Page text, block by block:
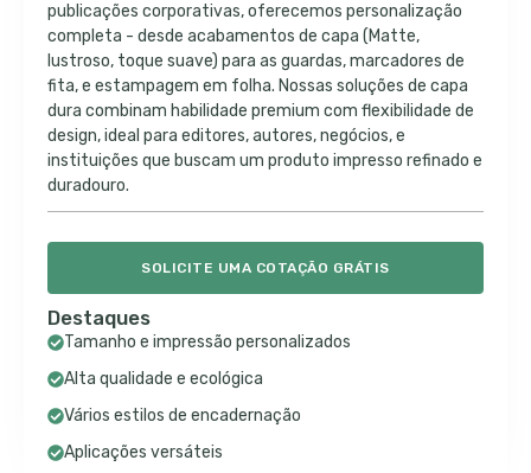
publicações corporativas, oferecemos personalização
completa - desde acabamentos de capa (Matte,
lustroso, toque suave) para as guardas, marcadores de
fita, e estampagem em folha. Nossas soluções de capa
dura combinam habilidade premium com flexibilidade de
design, ideal para editores, autores, negócios, e
instituições que buscam um produto impresso refinado e
duradouro.
SOLICITE UMA COTAÇÃO GRÁTIS
Destaques
Tamanho e impressão personalizados
Alta qualidade e ecológica
Vários estilos de encadernação
Aplicações versáteis